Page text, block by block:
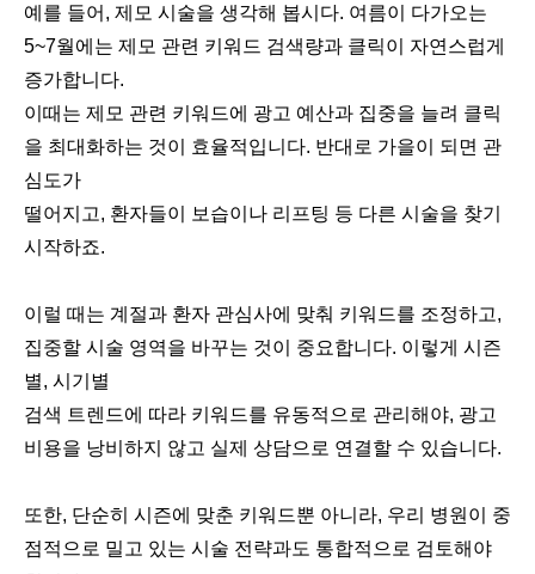
예를 들어, 제모 시술을 생각해 봅시다. 여름이 다가오는
5~7월에는 제모 관련 키워드 검색량과 클릭이 자연스럽게
증가합니다.
이때는 제모 관련 키워드에 광고 예산과 집중을 늘려 클릭
을 최대화하는 것이 효율적입니다. 반대로 가을이 되면 관
심도가
떨어지고, 환자들이 보습이나 리프팅 등 다른 시술을 찾기
시작하죠.
이럴 때는 계절과 환자 관심사에 맞춰 키워드를 조정하고,
집중할 시술 영역을 바꾸는 것이 중요합니다. 이렇게 시즌
별, 시기별
검색 트렌드에 따라 키워드를 유동적으로 관리해야, 광고
비용을 낭비하지 않고 실제 상담으로 연결할 수 있습니다.
또한, 단순히 시즌에 맞춘 키워드뿐 아니라, 우리 병원이 중
점적으로 밀고 있는 시술 전략과도 통합적으로 검토해야